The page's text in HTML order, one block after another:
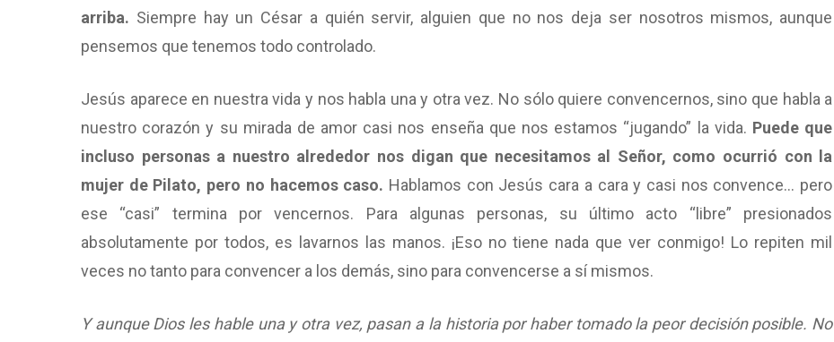
arriba. Siempre hay un César a quién servir, alguien que no nos deja ser nosotros mismos, aunque
pensemos que tenemos todo controlado.
Jesús aparece en nuestra vida y nos habla una y otra vez. No sólo quiere convencernos, sino que habla a
nuestro corazón y su mirada de amor casi nos enseña que nos estamos “jugando” la vida. Puede que
incluso personas a nuestro alrededor nos digan que necesitamos al Señor, como ocurrió con la
mujer de Pilato, pero no hacemos caso. Hablamos con Jesús cara a cara y casi nos convence… pero
ese “casi” termina por vencernos. Para algunas personas, su último acto “libre” presionados
absolutamente por todos, es lavarnos las manos. ¡Eso no tiene nada que ver conmigo! Lo repiten mil
veces no tanto para convencer a los demás, sino para convencerse a sí mismos.
Y aunque Dios les hable una y otra vez, pasan a la historia por haber tomado la peor decisión posible. No